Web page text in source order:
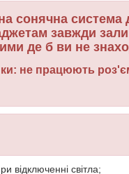
сонячна
завжди
де б ви не
не працюють
відключенні світла;